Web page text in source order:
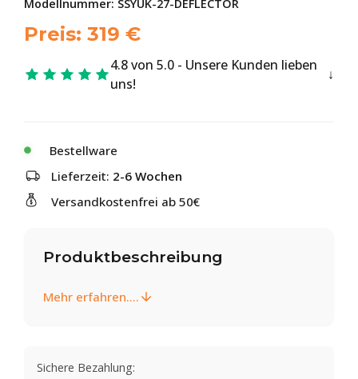
Modellnummer: SSYUK-27-DEFLECTOR
Preis: 319 €
4.8 von 5.0 - Unsere Kunden lieben
uns!
Bestellware
Lieferzeit: 2-6 Wochen
Versandkostenfrei ab 50€
Produktbeschreibung
Mehr erfahren....
Sichere Bezahlung: